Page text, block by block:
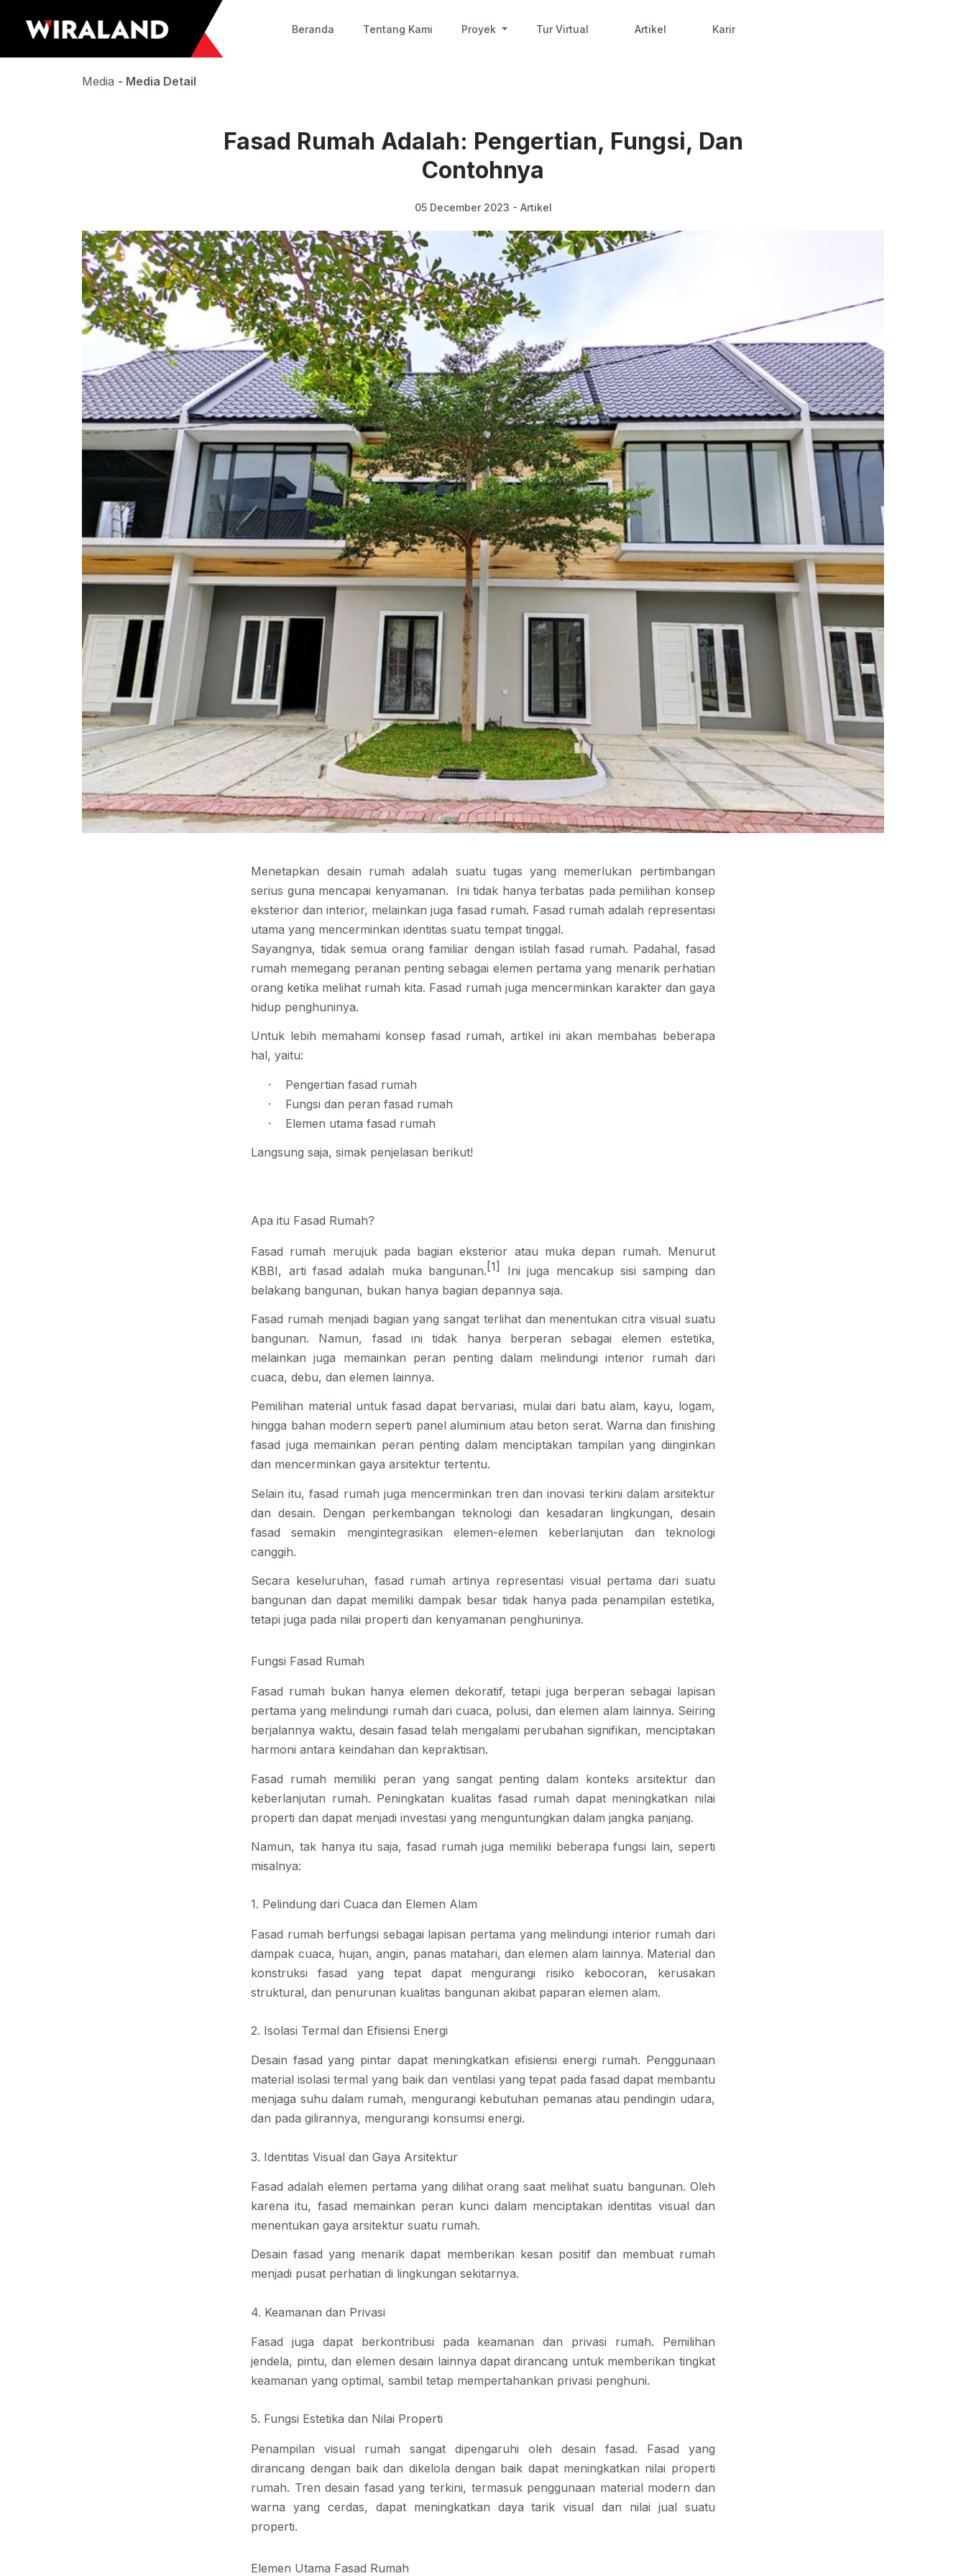
Beranda Tentang Kami Proyek Tur Virtual Artikel Karir
Media - Media Detail
Fasad Rumah Adalah: Pengertian, Fungsi, Dan
Contohnya
05 December 2023 - Artikel
Menetapkan desain rumah adalah suatu tugas yang memerlukan pertimbangan
serius guna mencapai kenyamanan. Ini tidak hanya terbatas pada pemilihan konsep
eksterior dan interior, melainkan juga fasad rumah. Fasad rumah adalah representasi
utama yang mencerminkan identitas suatu tempat tinggal.
Sayangnya, tidak semua orang familiar dengan istilah fasad rumah. Padahal, fasad
rumah memegang peranan penting sebagai elemen pertama yang menarik perhatian
orang ketika melihat rumah kita. Fasad rumah juga mencerminkan karakter dan gaya
hidup penghuninya.
Untuk lebih memahami konsep fasad rumah, artikel ini akan membahas beberapa
hal, yaitu:
·
Pengertian fasad rumah
·
Fungsi dan peran fasad rumah
·
Elemen utama fasad rumah
Langsung saja, simak penjelasan berikut!
Apa itu Fasad Rumah?
Fasad rumah merujuk pada bagian eksterior atau muka depan rumah. Menurut
KBBI, arti fasad adalah muka bangunan. [1]
Ini juga mencakup sisi samping dan
belakang bangunan, bukan hanya bagian depannya saja.
Fasad rumah menjadi bagian yang sangat terlihat dan menentukan citra visual suatu
bangunan. Namun, fasad ini tidak hanya berperan sebagai elemen estetika,
melainkan juga memainkan peran penting dalam melindungi interior rumah dari
cuaca, debu, dan elemen lainnya.
Pemilihan material untuk fasad dapat bervariasi, mulai dari batu alam, kayu, logam,
hingga bahan modern seperti panel aluminium atau beton serat. Warna dan
fasad juga memainkan peran penting dalam menciptakan tampilan yang diinginkan
dan mencerminkan gaya arsitektur tertentu.
Selain itu, fasad rumah juga mencerminkan tren dan inovasi terkini dalam arsitektur
dan desain. Dengan perkembangan teknologi dan kesadaran lingkungan, desain
fasad semakin mengintegrasikan elemen-elemen keberlanjutan dan teknologi
canggih.
Secara keseluruhan, fasad rumah artinya representasi visual pertama dari suatu
bangunan dan dapat memiliki dampak besar tidak hanya pada penampilan estetika,
tetapi juga pada nilai properti dan kenyamanan penghuninya.
Fungsi Fasad Rumah
Fasad rumah bukan hanya elemen dekoratif, tetapi juga berperan sebagai lapisan
pertama yang melindungi rumah dari cuaca, polusi, dan elemen alam lainnya. Seiring
berjalannya waktu, desain fasad telah mengalami perubahan signifikan, menciptakan
harmoni antara keindahan dan kepraktisan.
Fasad rumah memiliki peran yang sangat penting dalam konteks arsitektur dan
keberlanjutan rumah. Peningkatan kualitas fasad rumah dapat meningkatkan nilai
properti dan dapat menjadi investasi yang menguntungkan dalam jangka panjang.
Namun, tak hanya itu saja, fasad rumah juga memiliki beberapa fungsi lain, seperti
misalnya:
1. Pelindung dari Cuaca dan Elemen Alam
Fasad rumah berfungsi sebagai lapisan pertama yang melindungi interior rumah dari
dampak cuaca, hujan, angin, panas matahari, dan elemen alam lainnya. Material dan
konstruksi fasad yang tepat dapat mengurangi risiko kebocoran, kerusakan
struktural, dan penurunan kualitas bangunan akibat paparan elemen alam.
2. Isolasi Termal dan Efisiensi Energi
Desain fasad yang pintar dapat meningkatkan efisiensi energi rumah. Penggunaan
material isolasi termal yang baik dan ventilasi yang tepat pada fasad dapat membantu
menjaga suhu dalam rumah, mengurangi kebutuhan pemanas atau pendingin udara,
dan pada gilirannya, mengurangi konsumsi energi.
3. Identitas Visual dan Gaya Arsitektur
Fasad adalah elemen pertama yang dilihat orang saat melihat suatu bangunan. Oleh
karena itu, fasad memainkan peran kunci dalam menciptakan identitas visual dan
menentukan gaya arsitektur suatu rumah.
Desain fasad yang menarik dapat memberikan kesan positif dan membuat rumah
menjadi pusat perhatian di lingkungan sekitarnya.
4. Keamanan dan Privasi
Fasad juga dapat berkontribusi pada keamanan dan privasi rumah. Pemilihan
jendela, pintu, dan elemen desain lainnya dapat dirancang untuk memberikan tingkat
keamanan yang optimal, sambil tetap mempertahankan privasi penghuni.
5. Fungsi Estetika dan Nilai Properti
Penampilan visual rumah sangat dipengaruhi oleh desain fasad. Fasad yang
dirancang dengan baik dan dikelola dengan baik dapat meningkatkan nilai properti
rumah. Tren desain fasad yang terkini, termasuk penggunaan material modern dan
warna yang cerdas, dapat meningkatkan daya tarik visual dan nilai jual suatu
properti.
Elemen Utama Fasad Rumah